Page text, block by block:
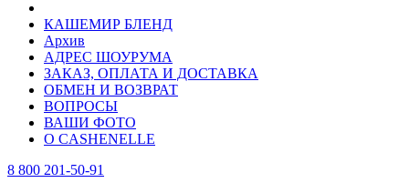
КАШЕМИР БЛЕНД
Архив
АДРЕС ШОУРУМА
ЗАКАЗ, ОПЛАТА И ДОСТАВКА
ОБМЕН И ВОЗВРАТ
ВОПРОСЫ
ВАШИ ФОТО
О CASHENELLE
8 800 201-50-91